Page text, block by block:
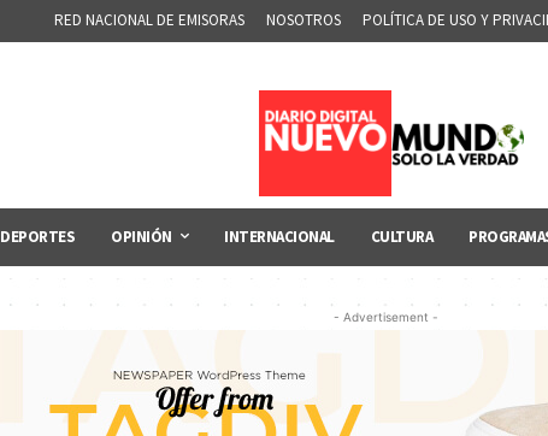
RED NACIONAL DE EMISORAS NOSOTROS POLÍTICA DE USO Y
DEPORTES OPINIÓN INTERNACIONAL CULTURA
- Advertisement -